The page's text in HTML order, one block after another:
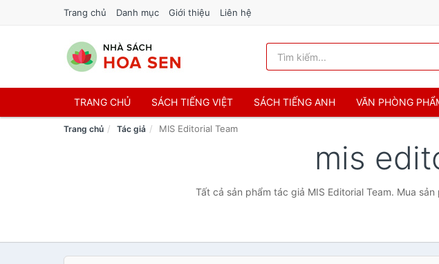
Trang chủ Danh mục Giới thiệu Liên hệ
TRANG CHỦ SÁCH TIẾNG VIỆT SÁCH TIẾNG ANH VĂN PHÒNG
Trang chủ Tác giả MIS Editorial Team
mis
Tất cả sản phẩm tác giả MIS Editorial Team. Mua